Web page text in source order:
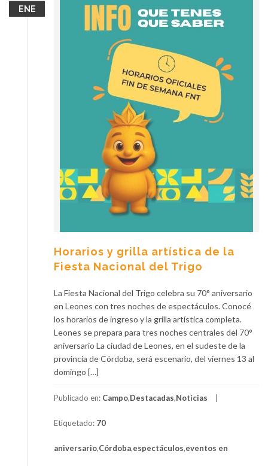
ENE
Horarios y grilla artística de la
Fiesta Nacional del Trigo
La Fiesta Nacional del Trigo celebra su 70° aniversario
en Leones con tres noches de espectáculos. Conocé
los horarios de ingreso y la grilla artística completa.
Leones se prepara para tres noches centrales del 70°
aniversario La ciudad de Leones, en el sudeste de la
provincia de Córdoba, será escenario, del viernes 13 al
domingo […]
Publicado en: Campo,Destacadas,Noticias
Etiquetado: 70
aniversario,Córdoba,espectáculos,eventos en